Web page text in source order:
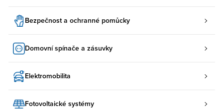
Bezpečnost a ochranné pomůcky
Domovní spínače a zásuvky
Elektromobilita
Fotovoltaické systémy